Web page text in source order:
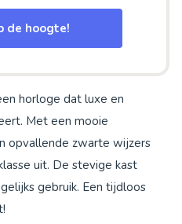
de hoogte!
horloge dat luxe en
Met een mooie
opvallende zwarte wijzers
uit. De stevige kast
gebruik. Een tijdloos